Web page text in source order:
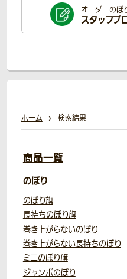
オーダーのぼ
スタッフブ
ホーム 検索結果
商品一覧
のぼり
のぼり旗
長持ちのぼり旗
巻き上がらないのぼり
巻き上がらない長持ちのぼり
ミニのぼり旗
ジャンボのぼり